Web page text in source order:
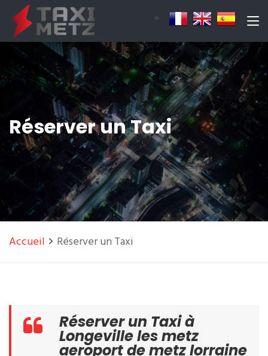
Réserver un Taxi
Accueil Réserver un Taxi
Réserver un Taxi à
Longeville les metz
aeroport de metz lorraine